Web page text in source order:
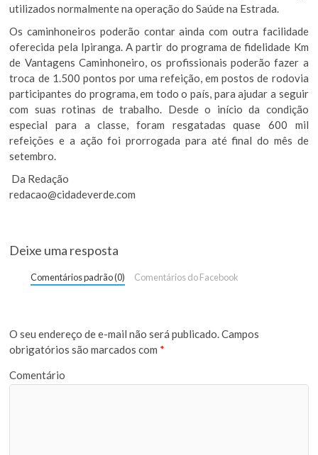
utilizados normalmente na operação do Saúde na Estrada.
Os caminhoneiros poderão contar ainda com outra facilidade
oferecida pela Ipiranga. A partir do programa de fidelidade Km
de Vantagens Caminhoneiro, os profissionais poderão fazer a
troca de 1.500 pontos por uma refeição, em postos de rodovia
participantes do programa, em todo o país, para ajudar a seguir
com suas rotinas de trabalho. Desde o início da condição
especial para a classe, foram resgatadas quase 600 mil
refeições e a ação foi prorrogada para até final do mês de
setembro.
Da Redação
redacao@cidadeverde.com
Deixe uma resposta
Comentários padrão (0) Comentários do Facebook
O seu endereço de e-mail não será publicado.Campos
obrigatórios são marcados com *
Comentário